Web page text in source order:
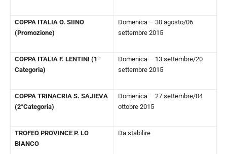
COPPA ITALIA O. SIINO
(Promozione)
Domenica – 30 agosto/06
settembre 2015
COPPA ITALIA F. LENTINI (1°
Categoria)
Domenica – 13 settembre/20
settembre 2015
COPPA TRINACRIA S. SAJIEVA
(2°Categoria)
Domenica – 27 settembre/04
ottobre 2015
TROFEO PROVINCE P. LO
BIANCO
Da stabilire